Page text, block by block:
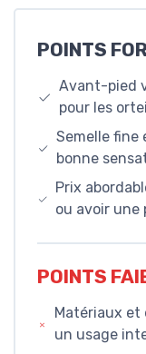
POINTS
Avant-pied
pour les
Semelle fine
bonne
Prix
ou avoir une
POINTS
Matériaux et
un usage